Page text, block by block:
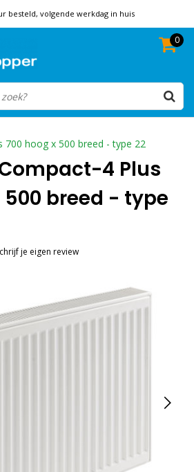
besteld, volgende werkdag in huis
met een 9,8
0
700 hoog x 500 breed - type 22
4 Plus
500 breed - type
je eigen review